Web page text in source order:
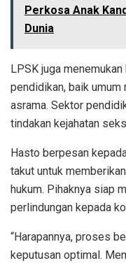
Perkosa Anak
Dunia
LPSK juga
pendidikan, baik umum
asrama. Sektor
tindakan kejahatan
Hasto berpesan
takut untuk
hukum. Pihaknya siap
perlindungan kepada
“Harapannya, proses
keputusan optimal.